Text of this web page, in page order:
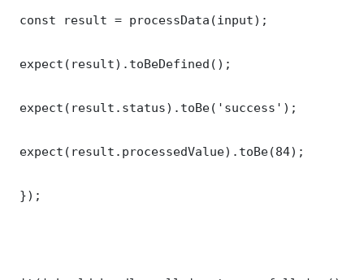
const result = processData(input);
expect(result).toBeDefined();
expect(result.status).toBe('success');
expect(result.processedValue).toBe(84);
});